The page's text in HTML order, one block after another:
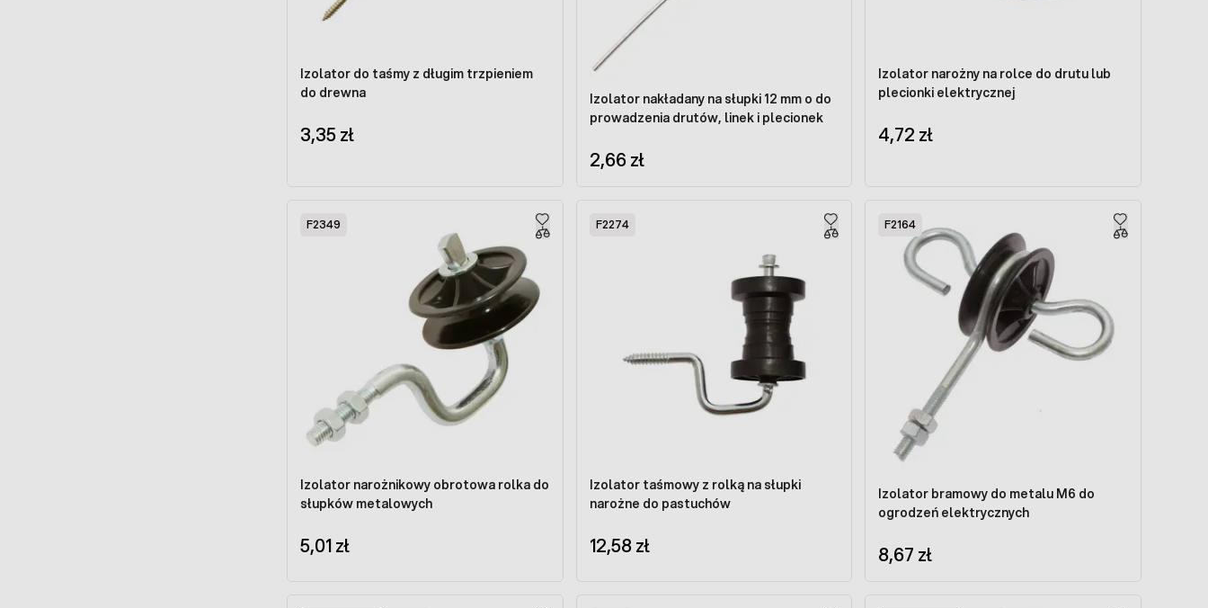
Izolator do taśmy z długim trzpieniem
do drewna
3,35 zł
Izolator nakładany na słupki 12 mm o do
prowadzenia drutów, linek i plecionek
2,66 zł
Izolator narożny na rolce do drutu lub
plecionki elektrycznej
4,72 zł
F2349
Izolator narożnikowy obrotowa rolka do
słupków metalowych
5,01 zł
F2274
Izolator taśmowy z rolką na słupki
narożne do pastuchów
12,58 zł
F2164
Izolator bramowy do metalu M6 do
ogrodzeń elektrycznych
8,67 zł